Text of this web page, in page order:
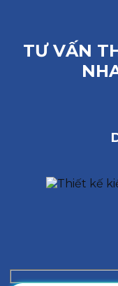
TƯ VẤN